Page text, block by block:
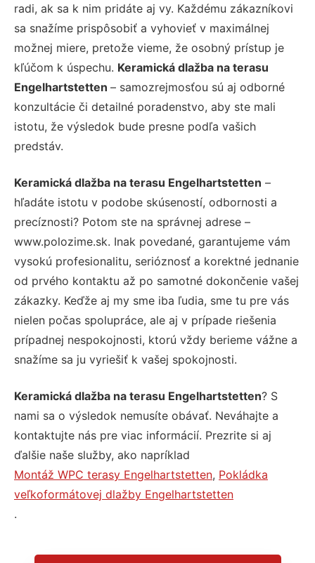
radi, ak sa k nim pridáte aj vy. Každému zákazníkovi
sa snažíme prispôsobiť a vyhovieť v maximálnej
možnej miere, pretože vieme, že osobný prístup je
kľúčom k úspechu. Keramická dlažba na terasu
Engelhartstetten – samozrejmosťou sú aj odborné
konzultácie či detailné poradenstvo, aby ste mali
istotu, že výsledok bude presne podľa vašich
predstáv.
Keramická dlažba na terasu Engelhartstetten –
hľadáte istotu v podobe skúseností, odbornosti a
precíznosti? Potom ste na správnej adrese –
www.polozime.sk. Inak povedané, garantujeme vám
vysokú profesionalitu, serióznosť a korektné jednanie
od prvého kontaktu až po samotné dokončenie vašej
zákazky. Keďže aj my sme iba ľudia, sme tu pre vás
nielen počas spolupráce, ale aj v prípade riešenia
prípadnej nespokojnosti, ktorú vždy berieme vážne a
snažíme sa ju vyriešiť k vašej spokojnosti.
Keramická dlažba na terasu Engelhartstetten? S
nami sa o výsledok nemusíte obávať. Neváhajte a
kontaktujte nás pre viac informácií. Prezrite si aj
ďalšie naše služby, ako napríklad
Montáž WPC terasy Engelhartstetten, Pokládka
veľkoformátovej dlažby Engelhartstetten
.